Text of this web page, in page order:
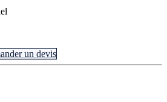
un devis